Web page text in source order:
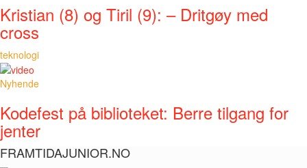
Kristian (8) og Tiril (9): – Dritgøy med
cross
teknologi
Nyhende
Kodefest på biblioteket: Berre tilgang for
jenter
FRAMTIDAJUNIOR.NO